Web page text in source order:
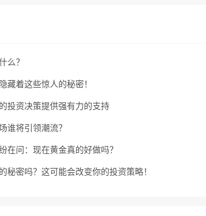
么？
藏着这些惊人的秘密！
投资决策提供强有力的支持
谁将引领潮流？
在问：现在黄金真的好做吗？
秘密吗？这可能会改变你的投资策略！